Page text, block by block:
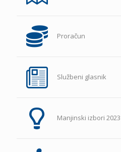
Proračun
Službeni glasnik
Manjinski izbori 2023